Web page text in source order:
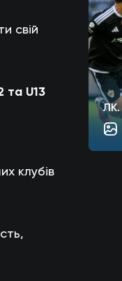
свій
та U13
клубів
ЛК.